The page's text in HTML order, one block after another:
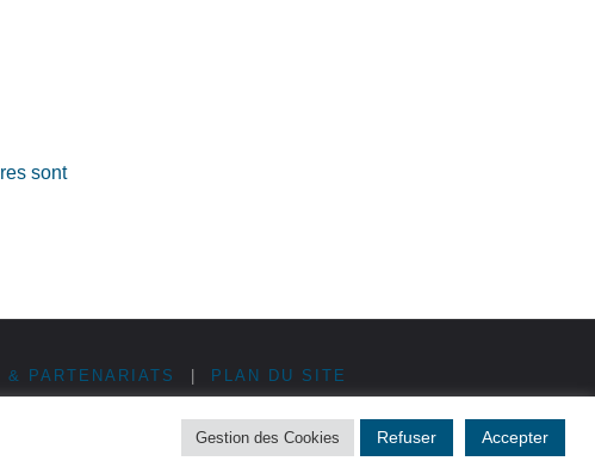
sont
& PARTENARIATS | PLAN DU SITE
Gestion des Cookies Refuser Accepter